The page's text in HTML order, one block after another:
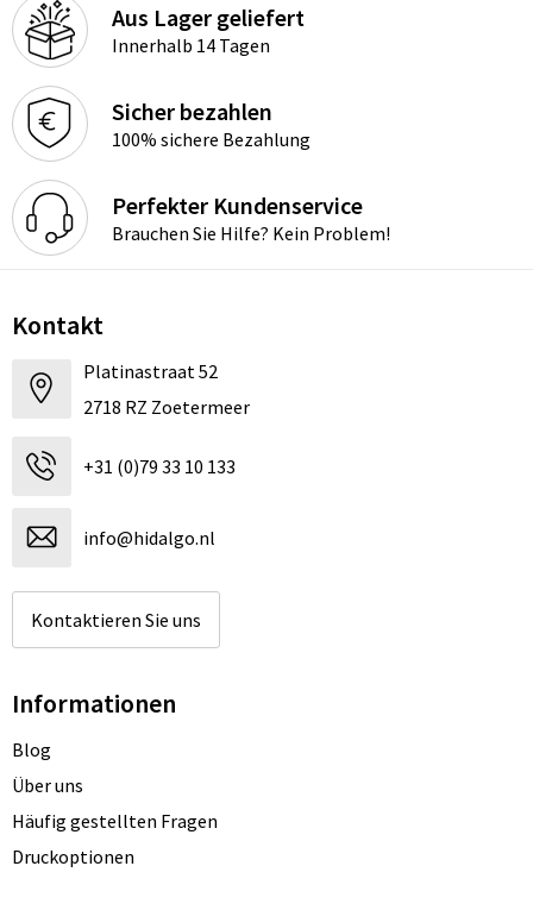
Aus Lager geliefert
Innerhalb 14 Tagen
Sicher bezahlen
100% sichere Bezahlung
Perfekter Kundenservice
Brauchen Sie Hilfe? Kein Problem!
Kontakt
Platinastraat 52
2718 RZ Zoetermeer
+31 (0)79 33 10 133
info@hidalgo.nl
Kontaktieren Sie uns
Informationen
Blog
Über uns
Häufig gestellten Fragen
Druckoptionen